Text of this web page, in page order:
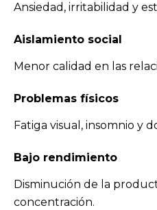
Ansiedad, irritabilidad y
Aislamiento social
Menor calidad en las
Problemas físicos
Fatiga visual, insomnio y
Bajo rendimiento
Disminución de la
concentración.